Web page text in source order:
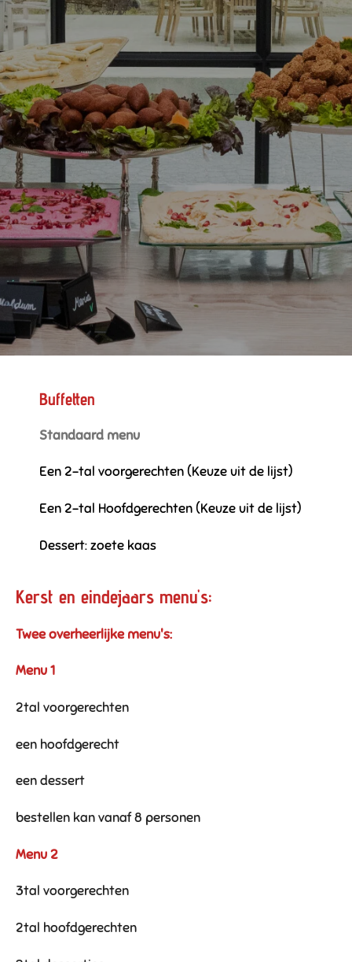
Buffetten
Standaard menu
Een 2-tal voorgerechten (Keuze uit de lijst)
Een 2-tal Hoofdgerechten (Keuze uit de lijst)
Dessert: zoete kaas
Kerst en eindejaars menu's:
Twee overheerlijke menu's:
Menu 1
2tal voorgerechten
een hoofdgerecht
een dessert
bestellen kan vanaf 8 personen
Menu 2
3tal voorgerechten
2tal hoofdgerechten